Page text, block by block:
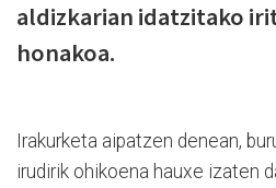
aldizkarian idatzitako
honakoa.
Irakurketa aipatzen denean,
irudirik ohikoena hauxe izaten